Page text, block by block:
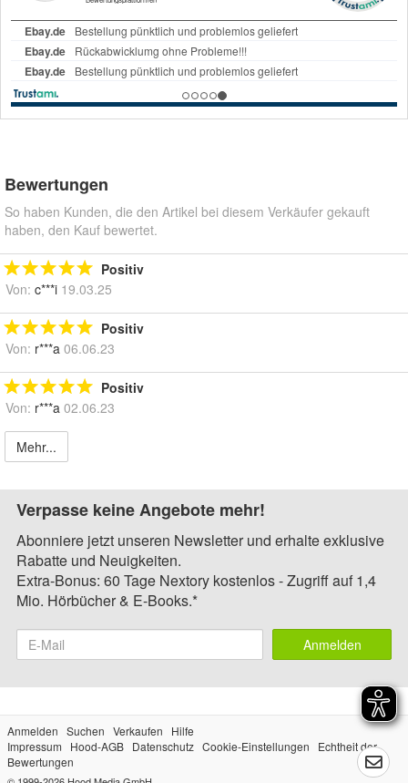
Bewertungen
So haben Kunden, die den Artikel bei diesem Verkäufer gekauft
haben, den Kauf bewertet.
Positiv
Von: c***i 19.03.25
Positiv
Von: r***a 06.06.23
Positiv
Von: r***a 02.06.23
Mehr...
Verpasse keine Angebote mehr!
Abonniere jetzt unseren Newsletter und erhalte exklusive
Rabatte und Neuigkeiten.
Extra-Bonus: 60 Tage Nextory kostenlos - Zugriff auf 1,4
Mio. Hörbücher & E-Books.*
Anmelden
Anmelden Suchen Verkaufen
Hilfe
Impressum
Hood-AGB Datenschutz Cookie-Einstellungen
Echtheit der
Bewertungen